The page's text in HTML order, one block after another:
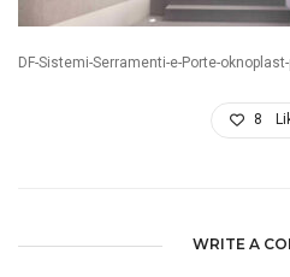
DF-Sistemi-Serramenti-e-Porte-
8
WRITE A